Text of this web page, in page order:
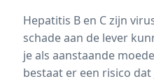
Hepatitis B en C zijn
schade aan de lever
je als aanstaande
bestaat er een risico